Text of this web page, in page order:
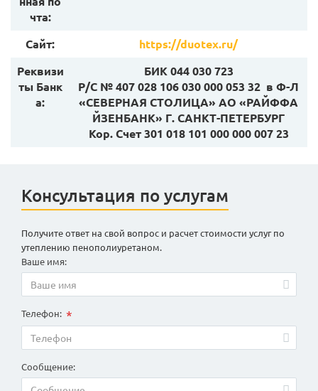
чта:
Сайт:
https://duotex.ru/
Реквизи
ты Банк
а:
БИК 044 030 723
Р/С № 407 028 106 030 000 053 32 в Ф-Л
«СЕВЕРНАЯ СТОЛИЦА» АО «РАЙФФА
ЙЗЕНБАНК» Г. САНКТ-ПЕТЕРБУРГ
Кор. Счет 301 018 101 000 000 007 23
Консультация по услугам
Получите ответ на свой вопрос и расчет стоимости услуг по
утеплению пенополиуретаном.
Ваше имя:
Телефон: *
Сообщение: